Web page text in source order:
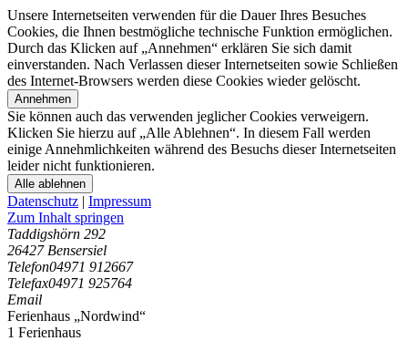
Unsere Internetseiten verwenden für die Dauer Ihres Besuches
Cookies, die Ihnen bestmögliche technische Funktion ermöglichen.
Durch das Klicken auf „Annehmen“ erklären Sie sich damit
einverstanden. Nach Verlassen dieser Internetseiten sowie Schließen
des Internet-Browsers werden diese Cookies wieder gelöscht.
Annehmen
Sie können auch das verwenden jeglicher Cookies verweigern.
Klicken Sie hierzu auf „Alle Ablehnen“. In diesem Fall werden
einige Annehmlichkeiten während des Besuchs dieser Internetseiten
leider nicht funktionieren.
Alle ablehnen
Datenschutz | Impressum
Zum Inhalt springen
Taddigshörn 292
26427 Bensersiel
Telefon04971 912667
Telefax04971 925764
Email
Ferienhaus „Nordwind“
1 Ferienhaus